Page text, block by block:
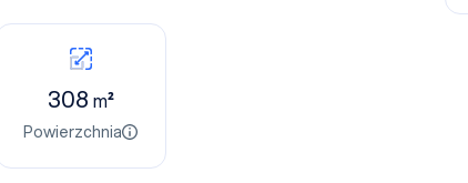
308 m²
Powierzchnia